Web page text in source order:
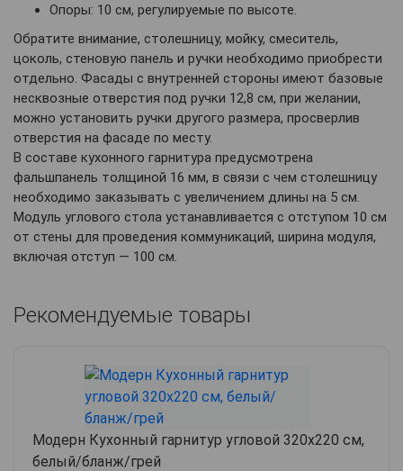
Опоры: 10 см, регулируемые по высоте.
Обратите внимание, столешницу, мойку, смеситель,
цоколь, стеновую панель и ручки необходимо приобрести
отдельно. Фасады с внутренней стороны имеют базовые
несквозные отверстия под ручки 12,8 см, при желании,
можно установить ручки другого размера, просверлив
отверстия на фасаде по месту.
В составе кухонного гарнитура предусмотрена
фальшпанель толщиной 16 мм, в связи с чем столешницу
необходимо заказывать с увеличением длины на 5 см.
Модуль углового стола устанавливается с отступом 10 см
от стены для проведения коммуникаций, ширина модуля,
включая отступ — 100 см.
Рекомендуемые товары
Модерн Кухонный гарнитур угловой 320х220 см,
белый/бланж/грей